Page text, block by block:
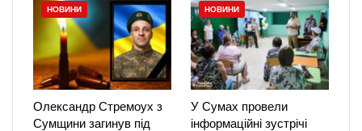
НОВИНИ
Олександр Стремоух з
Сумщини загинув під
НОВИНИ
У Сумах провели
інформаційні зустрічі